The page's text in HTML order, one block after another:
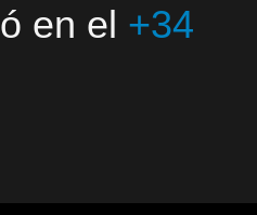
ó en el +34